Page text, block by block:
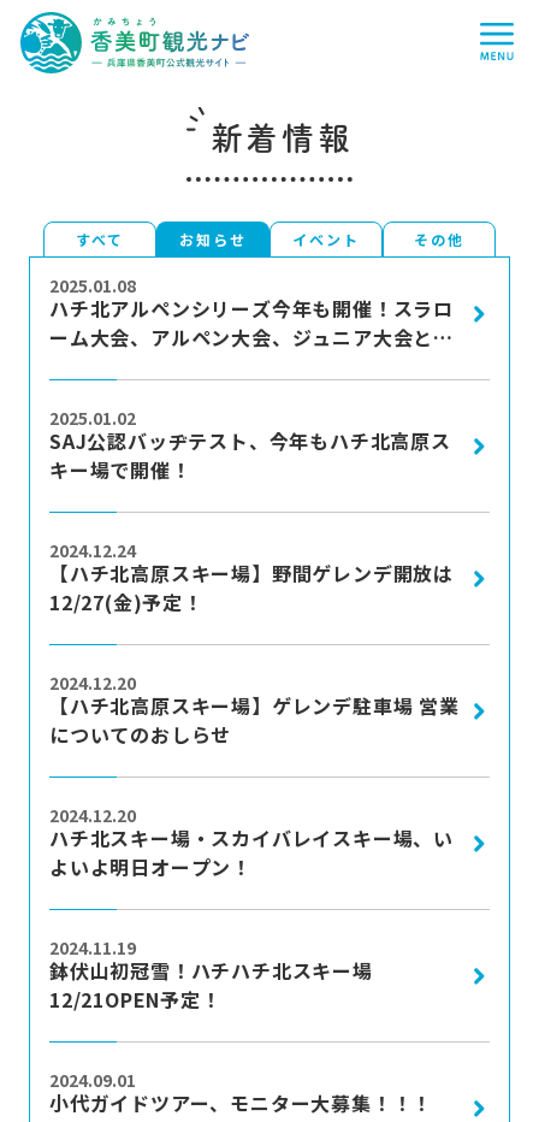
香
美
町光
ナ
ビ
-
兵
庫
県
香
美
町
公
式
観
光
サ
イ
ト
-
新着情報
すべて お知らせ イベント その他
ハチ北アルペンシリーズ今年も開催！スラロ
ーム大会、アルペン大会、ジュニア大会と3
2025.01.08
more
SAJ公認バッヂテスト、今年もハチ北高原ス
キー場で開催！
2025.01.02
more
【ハチ北高原スキー場】野間ゲレンデ開放は
12/27(金)予定！
2024.12.24
more
【ハチ北高原スキー場】ゲレンデ駐車場 営業
についてのおしらせ
2024.12.20
more
ハチ北スキー場・スカイバレイスキー場、い
よいよ明日オープン！
2024.12.20
more
鉢伏山初冠雪！ハチハチ北スキー場
12/21OPEN予定！
2024.11.19
more
小代ガイドツアー、モニター大募集！！！
2024.09.01
more